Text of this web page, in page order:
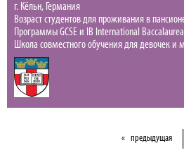
г. Кёльн, Германия
Возраст студентов для проживания в
Программы GCSE и IB International
Школа совместного обучения для девочек и
предыдущая